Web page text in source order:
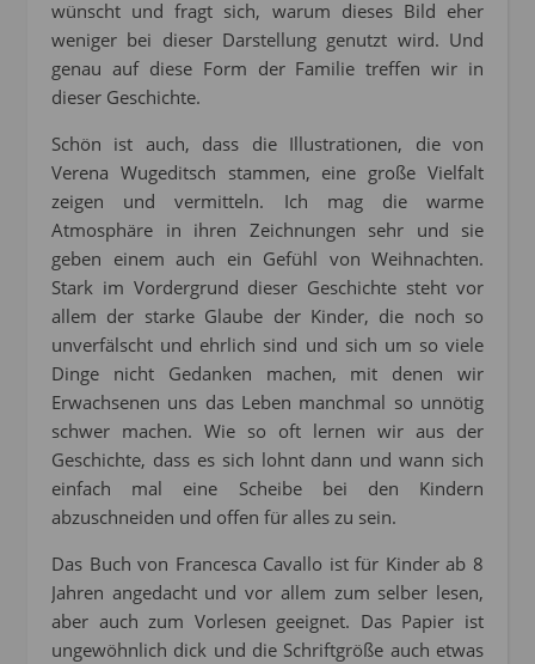
wünscht und fragt sich, warum dieses Bild eher
weniger bei dieser Darstellung genutzt wird. Und
genau auf diese Form der Familie treffen wir in
dieser Geschichte.
Schön ist auch, dass die Illustrationen, die von
Verena Wugeditsch stammen, eine große Vielfalt
zeigen und vermitteln. Ich mag die warme
Atmosphäre in ihren Zeichnungen sehr und sie
geben einem auch ein Gefühl von Weihnachten.
Stark im Vordergrund dieser Geschichte steht vor
allem der starke Glaube der Kinder, die noch so
unverfälscht und ehrlich sind und sich um so viele
Dinge nicht Gedanken machen, mit denen wir
Erwachsenen uns das Leben manchmal so unnötig
schwer machen. Wie so oft lernen wir aus der
Geschichte, dass es sich lohnt dann und wann sich
einfach mal eine Scheibe bei den Kindern
abzuschneiden und offen für alles zu sein.
Das Buch von Francesca Cavallo ist für Kinder ab 8
Jahren angedacht und vor allem zum selber lesen,
aber auch zum Vorlesen geeignet. Das Papier ist
ungewöhnlich dick und die Schriftgröße auch etwas